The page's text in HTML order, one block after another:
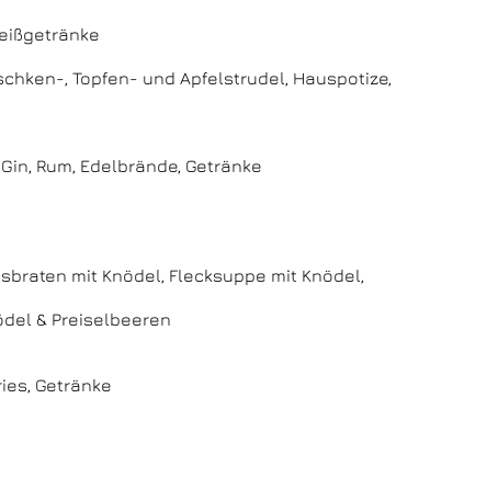
, Topfen- und Apfelstrudel, Hauspotize,
Rum, Edelbrände, Getränke
mit Knödel, Flecksuppe mit Knödel,
& Preiselbeeren
Getränke